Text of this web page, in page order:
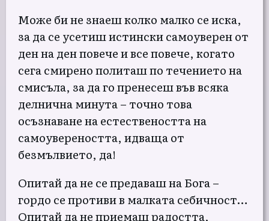
Може би не знаеш колко малко се иска,
за да се усетиш истински самоуверен от
ден на ден повече и все повече, когато
сега смирено политаш по течението на
смисъла, за да го пренесеш във всяка
делнична минута – точно това
осъзнаване на естествеността на
самоувереността, идваща от
безмълвието, да!
Опитай да не се предаваш на Бога –
гордо се противи в малката себичност…
Опитай да не приемаш радостта,